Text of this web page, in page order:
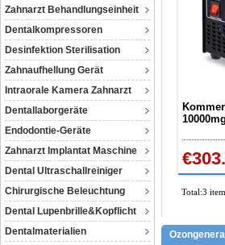
Zahnarzt Behandlungseinheit
Dentalkompressoren‎
Desinfektion Sterilisation
Zahnaufhellung Gerät
Intraorale Kamera Zahnarzt
Dentallaborgeräte
Endodontie-Geräte
Zahnarzt Implantat Maschine
Dental Ultraschallreiniger
Chirurgische Beleuchtung
Dental Lupenbrille&Kopflicht
Dentalmaterialien
Total:3